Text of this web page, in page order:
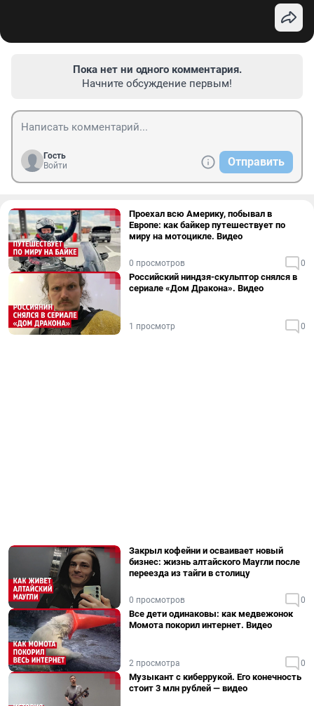
Пока нет ни одного комментария.
Начните обсуждение первым!
Гость
Войти
Отправить
Проехал всю Америку, побывал в
Европе: как байкер путешествует по
миру на мотоцикле. Видео
0 просмотров 0
Российский ниндзя-скульптор снялся в
сериале «Дом Дракона». Видео
1 просмотр 0
Закрыл кофейни и осваивает новый
бизнес: жизнь алтайского Маугли после
переезда из тайги в столицу
0 просмотров 0
Все дети одинаковы: как медвежонок
Момота покорил интернет. Видео
2 просмотра 0
Музыкант с киберрукой. Его конечность
стоит 3 млн рублей — видео